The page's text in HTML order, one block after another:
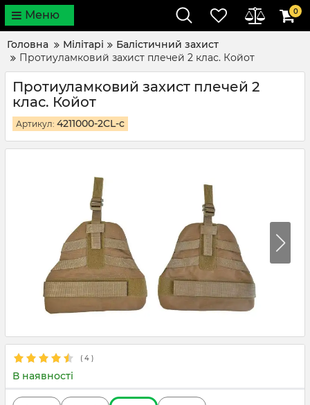
Меню 0
Головна Мілітарі
Балістичний захист
Протиуламковий захист плечей 2 клас. Койот
Протиуламковий захист плечей 2
клас. Койот
Артикул: 4211000-2CL-c
( 4 )
В наявності